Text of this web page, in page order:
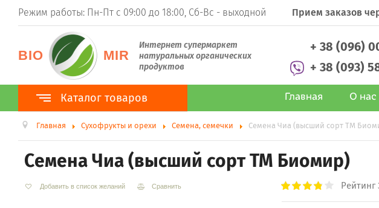
Режим работы: Пн-Пт с 09:00 до 18:00, Сб-Вс - выходной Прием заказов
BIO MIR
Интернет супермаркет
натуральных органических
продуктов
+ 38 (096)
+ 38 (093)
Каталог товаров
Каталог товаров
ТМ BioPlanet
ТМ BioNota
Суперфуды
Главная О нас
Главная Сухофрукты и орехи Семена, семечки Семена Чиа (высший сорт ТМ
Семена Чиа (высший сорт ТМ Биомир)
Рейтинг
Добавить в список желаний Сравнить